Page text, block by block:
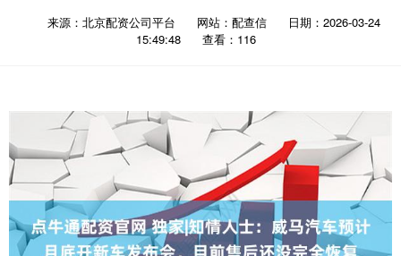
来源：北京配资公司平台 网站：配查信
日期：2026-03-24
15:49:48
查看：116